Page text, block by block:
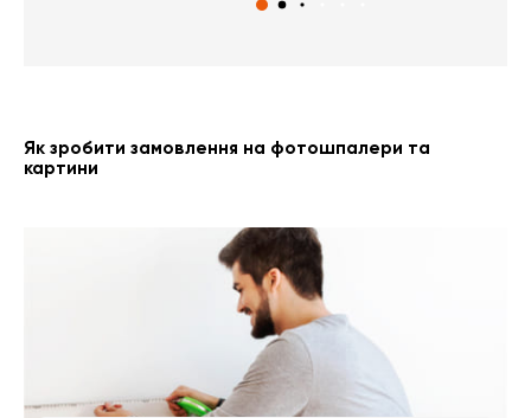
Як зробити замовлення на фотошпалери та
картини